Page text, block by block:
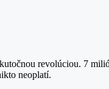
revolúciou. 7
neoplatí.